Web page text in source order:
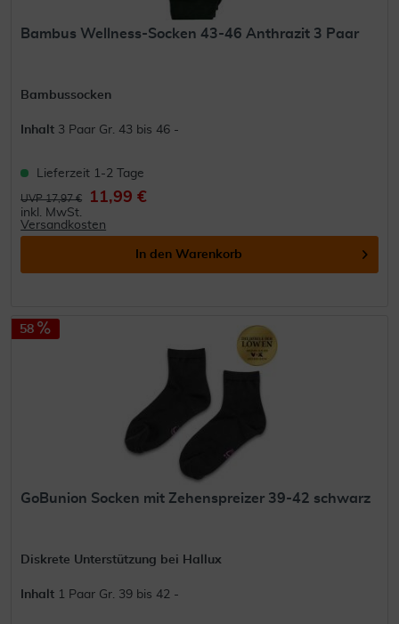
Bambus Wellness-Socken 43-46 Anthrazit 3 Paar
Bambussocken
Inhalt 3 Paar Gr. 43 bis 46 -
Lieferzeit 1-2 Tage
UVP 17,97 € 11,99 €
inkl. MwSt.
Versandkosten
In den Warenkorb
58
GoBunion Socken mit Zehenspreizer 39-42 schwarz
Diskrete Unterstützung bei Hallux
Inhalt 1 Paar Gr. 39 bis 42 -